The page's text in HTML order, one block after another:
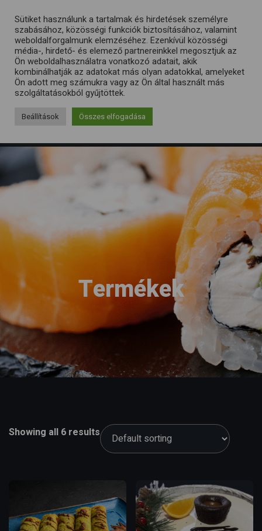
Termékek
Showing all 6 results
Sütiket használunk a tartalmak és hirdetések személyre
szabásához, közösségi funkciók biztosításához, valamint
weboldalforgalmunk elemzéséhez. Ezenkívül közösségi
média-, hirdető- és elemező partnereinkkel megosztjuk az
Ön weboldalhasználatra vonatkozó adatait, akik
kombinálhatják az adatokat más olyan adatokkal, amelyeket
Ön adott meg számukra vagy az Ön által használt más
szolgáltatásokból gyűjtöttek.
Beállítások Összes elfogadása